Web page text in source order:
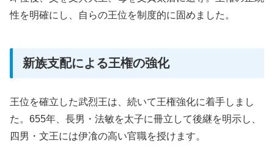
性を明確にし、自らの王位を制度的に固めました。
新族支配による王権の強化
王位を確立した武烈王は、続いて王権強化に着手しまし
た。655年、長男・法敏を太子に冊立して後継を明示し、
四男・文王には伊飡の高い官職を授けます。